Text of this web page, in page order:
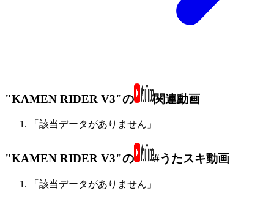
"KAMEN RIDER V3"の 関連動画
「該当データがありません」
"KAMEN RIDER V3"の #うたスキ動画
「該当データがありません」